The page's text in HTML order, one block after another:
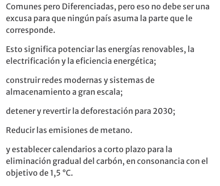
Comunes pero Diferenciadas, pero eso no debe ser una
excusa para que ningún país asuma la parte que le
corresponde.
Esto significa potenciar las energías renovables, la
electrificación y la eficiencia energética;
construir redes modernas y sistemas de
almacenamiento a gran escala;
detener y revertir la deforestación para 2030;
Reducir las emisiones de metano.
y establecer calendarios a corto plazo para la
eliminación gradual del carbón, en consonancia con el
objetivo de 1,5 °C.